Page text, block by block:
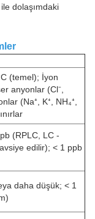
dolaşımdaki
(temel); İyon
anyonlar (Cl⁻,
(Na⁺, K⁺, NH₄⁺,
(RPLC, LC -
edilir); < 1 ppb
daha düşük; < 1